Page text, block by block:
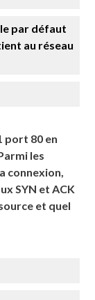
par défaut
au réseau
port 80 en
les
connexion,
SYN et ACK
et quel